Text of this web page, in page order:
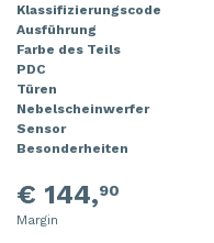
Klassifizierungscode
Ausführung
Farbe des Teils
PDC
Türen
Nebelscheinwerfer
Sensor
Besonderheiten
€ 144,90
Margin